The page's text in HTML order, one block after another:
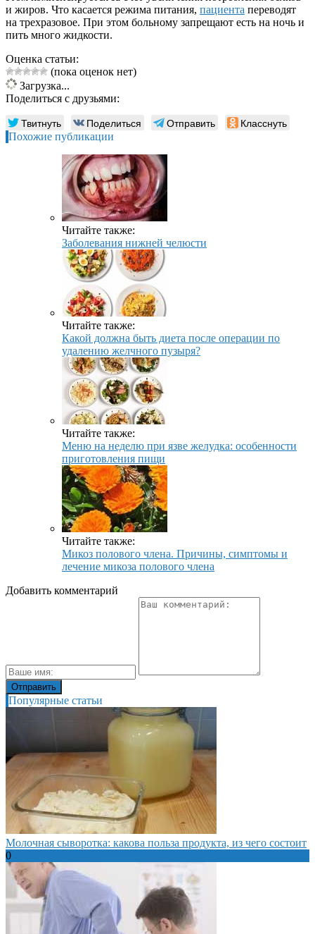
и жиров. Что касается режима питания, пациента переводят
на трехразовое. При этом больному запрещают есть на ночь и
пить много жидкости.
Оценка статьи:
(пока оценок нет)
Загрузка...
Поделиться с друзьями:
Твитнуть Поделиться Отправить Класснуть
Похожие публикации
Читайте также:
Заболевания нижней челюсти
Читайте также:
Какой должна быть диета после операции по
удалению желчного пузыря?
Читайте также:
Меню на неделю при язве желудка: особенности
приготовления пищи
Читайте также:
Микоз полового члена. Причины, симптомы и
лечение микоза полового члена
Добавить комментарий
Популярные статьи
Молочная сыворотка: какова польза продукта, из чего состоит
0